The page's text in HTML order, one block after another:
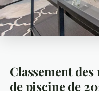
Classement
de piscine de